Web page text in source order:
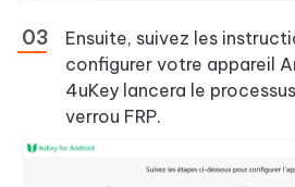
Ensuite, suivez les
configurer votre appareil
4uKey lancera le
verrou FRP.